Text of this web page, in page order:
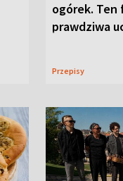
ogórek. Ten
prawdziwa
Przepisy